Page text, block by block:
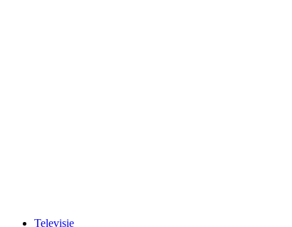
Televisie